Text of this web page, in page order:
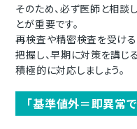
そのため、 必ず医師と相談
とが重要です。
再検査や精密検査を受ける
把握し、早期に対策を講じ
積極的に対応しましょう。
「基準値外＝即異常